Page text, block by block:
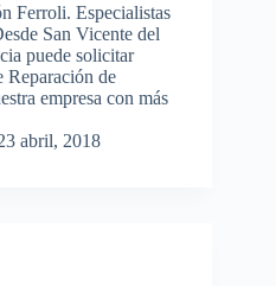
Ferroli. Especialistas
San Vicente del
puede solicitar
Reparación de
empresa con más
abril, 2018